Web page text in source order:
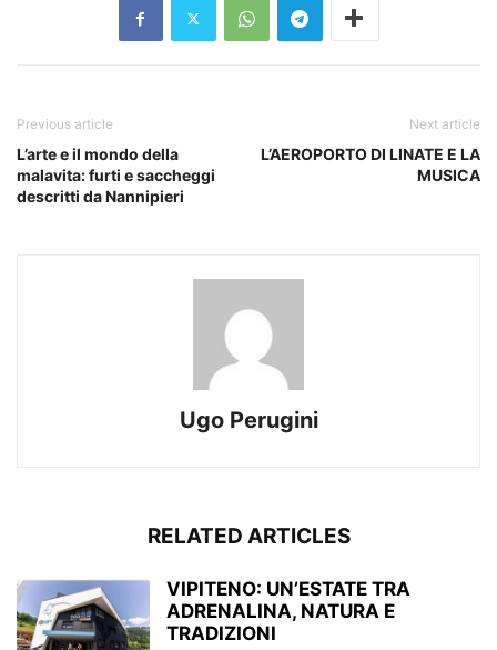
Previous article
L’arte e il mondo della
malavita: furti e saccheggi
descritti da Nannipieri
Next article
L’AEROPORTO DI LINATE E LA
MUSICA
Ugo Perugini
RELATED ARTICLES
VIPITENO: UN’ESTATE TRA
ADRENALINA, NATURA E
TRADIZIONI